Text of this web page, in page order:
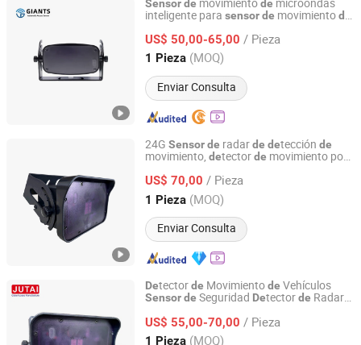
Sensorde movimientode microondas
inteligente para sensorde movimientode
degaraje
US$ 50,00-65,00 / Pieza
1 Pieza (MOQ)
Enviar Consulta
Shenzhen Giants Sensor Technology Co., Ltd.
Guangdong, China Desde 2023
24G Sensorde radarde detección de
movimiento, detectorde movimiento por
US$ 70,00 / Pieza
1 Pieza (MOQ)
Enviar Consulta
Shenzhen Jutai Comm Co., Ltd.
Guangdong, China Desde 2021
Detectorde Movimientode Vehículos
Sensorde Seguridad Detectorde Radar
US$ 55,00-70,00 / Pieza
1 Pieza (MOQ)
Shenzhen Jutai Comm Co., Ltd.
Guangdong, China Desde 2021